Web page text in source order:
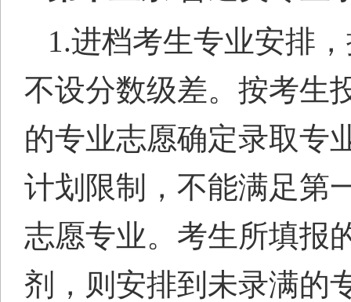
1.进档考生专业安排
不设分数级差。按考生
的专业志愿确定录取专
计划限制，不能满足第
志愿专业。考生所填报
剂，则安排到未录满的